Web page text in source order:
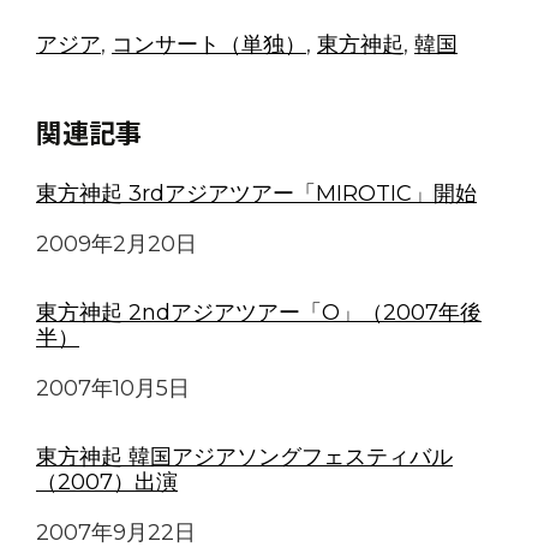
アジア, コンサート（単独） , 東方神起, 韓国
関連記事
東方神起 3rdアジアツアー「MIROTIC」開始
日付
2009年2月20日
東方神起 2ndアジアツアー「O」（2007年後
半）
日付
2007年10月5日
東方神起 韓国アジアソングフェスティバル
（2007）出演
日付
2007年9月22日